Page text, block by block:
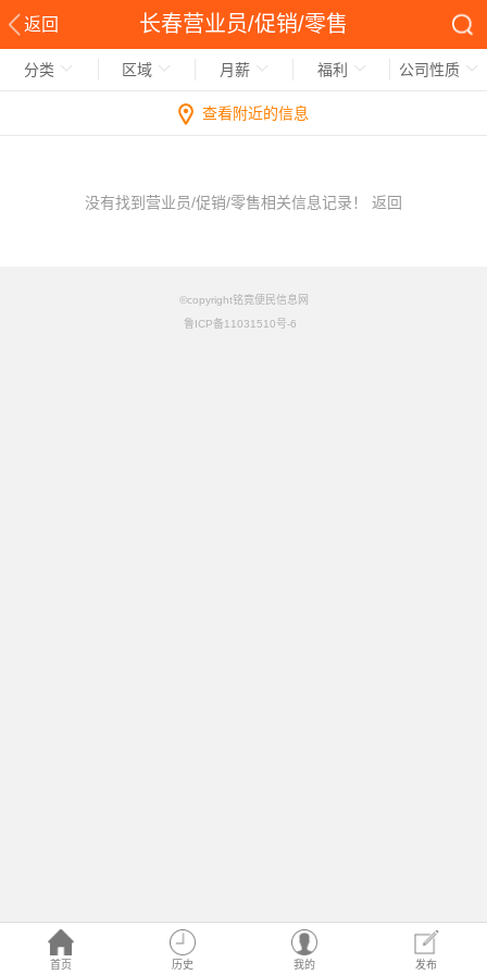
返回 长春营业员/促销/零售
首页 历史 我的 发布
分类 区域 月薪 福利 公司性质
查看附近的信息
没有找到营业员/促销/零售相关信息记录！ 返回
©copyright铭竟便民信息网
鲁ICP备11031510号-6